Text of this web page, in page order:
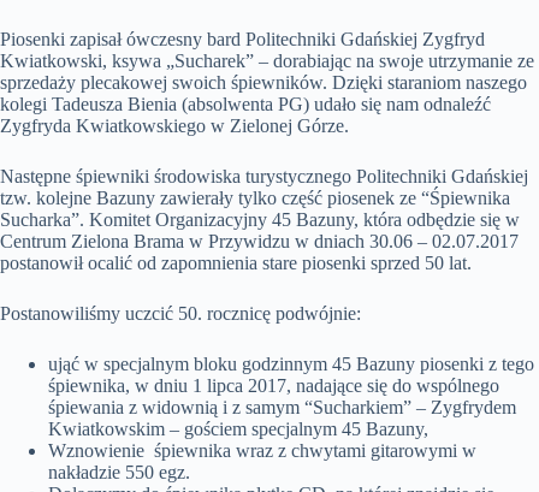
Piosenki zapisał ówczesny bard Politechniki Gdańskiej Zygfryd
Kwiatkowski, ksywa „Sucharek” – dorabiając na swoje utrzymanie ze
sprzedaży plecakowej swoich śpiewników. Dzięki staraniom naszego
kolegi Tadeusza Bienia (absolwenta PG) udało się nam odnaleźć
Zygfryda Kwiatkowskiego w Zielonej Górze.
Następne śpiewniki środowiska turystycznego Politechniki Gdańskiej
tzw. kolejne Bazuny zawierały tylko część piosenek ze “Śpiewnika
Sucharka”. Komitet Organizacyjny 45 Bazuny, która odbędzie się w
Centrum Zielona Brama w Przywidzu w dniach 30.06 – 02.07.2017
postanowił ocalić od zapomnienia stare piosenki sprzed 50 lat.
Postanowiliśmy uczcić 50. rocznicę podwójnie:
ująć w specjalnym bloku godzinnym 45 Bazuny piosenki z tego
śpiewnika, w dniu 1 lipca 2017, nadające się do wspólnego
śpiewania z widownią i z samym “Sucharkiem” – Zygfrydem
Kwiatkowskim – gościem specjalnym 45 Bazuny,
Wznowienie śpiewnika wraz z chwytami gitarowymi w
nakładzie 550 egz.